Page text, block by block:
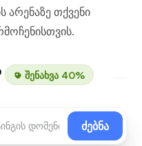
არენაზე თქვენი
შენახვა 40%
ძებნა